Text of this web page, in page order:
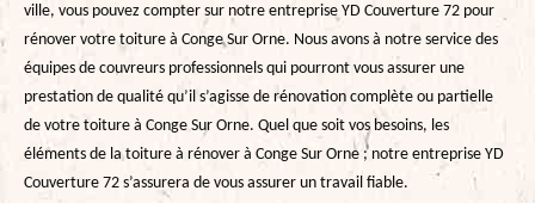
ville, vous pouvez compter sur notre entreprise YD Couverture 72 pour
rénover votre toiture à Conge Sur Orne. Nous avons à notre service des
équipes de couvreurs professionnels qui pourront vous assurer une
prestation de qualité qu’il s’agisse de rénovation complète ou partielle
de votre toiture à Conge Sur Orne. Quel que soit vos besoins, les
éléments de la toiture à rénover à Conge Sur Orne ; notre entreprise YD
Couverture 72 s’assurera de vous assurer un travail fiable.